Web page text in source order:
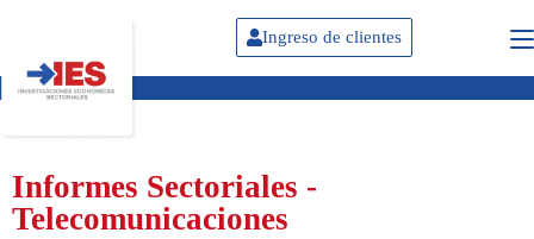
Ingreso de clientes
Informes Sectoriales -
Telecomunicaciones